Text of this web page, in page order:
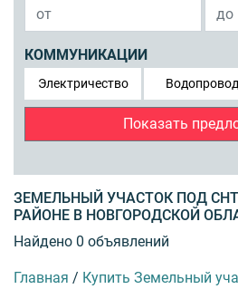
КОММУНИКАЦИИ
Электричество Водопровод
Показать
ЗЕМЕЛЬНЫЙ УЧАСТОК ПОД
РАЙОНЕ В НОВГОРОДСКОЙ
Найдено 0 объявлений
Главная / Купить Земельный